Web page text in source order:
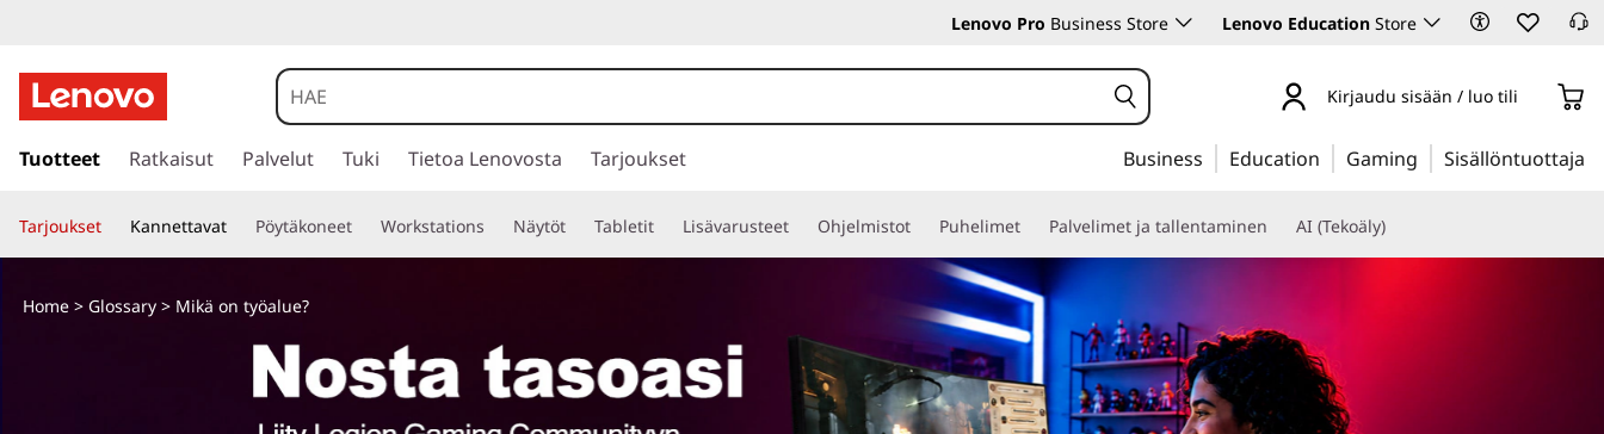
k
o
Lenovo Pro Business Store Lenovo Education Store
i
r
y
ä
Kirjaudu sisään / luo tili
Tuotteet Ratkaisut Palvelut Tuki Tietoa Lenovosta Tarjoukset Business Education Gaming Sisällöntuottaja
Tarjoukset Kannettavat Pöytäkoneet Workstations Näytöt Tabletit Lisävarusteet Ohjelmistot Puhelimet Palvelimet ja tallentaminen AI (Tekoäly)
Home> Glossary> Mikä on työalue?